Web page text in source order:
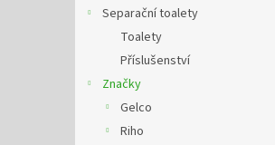
Separační toalety
Toalety
Příslušenství
Značky
Gelco
Riho